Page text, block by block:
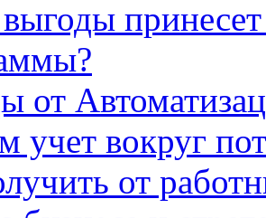
от
учет вокруг
от